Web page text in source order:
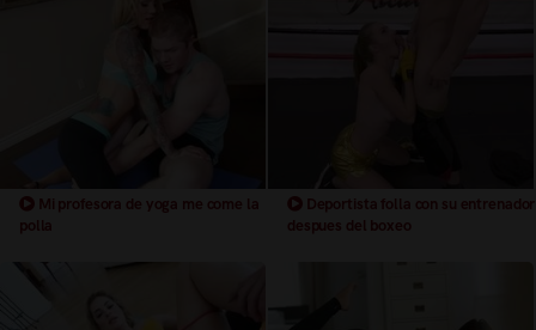
Mi profesora de yoga me come la
polla
Deportista folla con su entrenador
despues del boxeo